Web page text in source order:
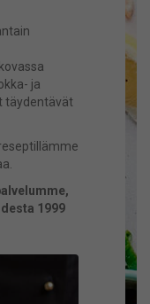
ja
täydentävät
1999